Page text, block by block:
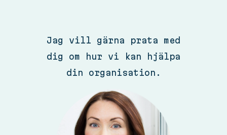
Jag vill gärna prata med
dig om hur vi kan hjälpa
din organisation.